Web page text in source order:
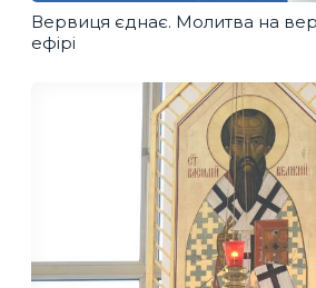
Вервиця єднає. Молитва на
ефірі